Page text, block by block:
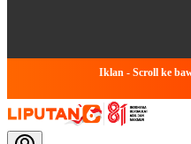
Iklan - Scroll ke